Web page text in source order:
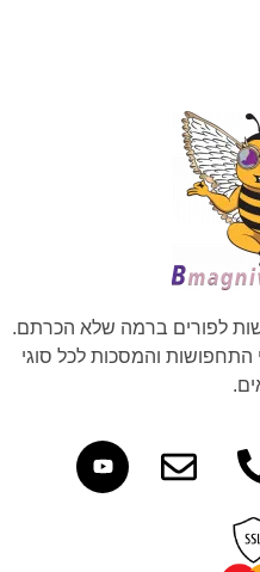
לפורים ברמה שלא הכרתם.
התחפושות והמסכות לכל סוגי